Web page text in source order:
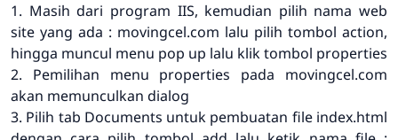
1. Masih dari program IIS, kemudian pilih nama web
site yang ada : movingcel.com lalu pilih tombol action,
hingga muncul menu pop up lalu klik tombol properties
2. Pemilihan menu properties pada movingcel.com
akan memunculkan dialog
3. Pilih tab Documents untuk pembuatan file index.html